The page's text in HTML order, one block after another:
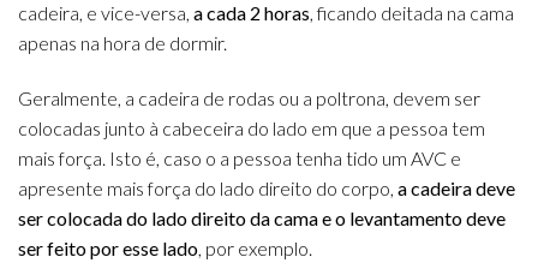
cadeira, e vice-versa, a cada 2 horas, ficando deitada na cama
apenas na hora de dormir.
Geralmente, a cadeira de rodas ou a poltrona, devem ser
colocadas junto à cabeceira do lado em que a pessoa tem
mais força. Isto é, caso o a pessoa tenha tido um AVC e
apresente mais força do lado direito do corpo, a cadeira deve
ser colocada do lado direito da cama e o levantamento deve
ser feito por esse lado, por exemplo.